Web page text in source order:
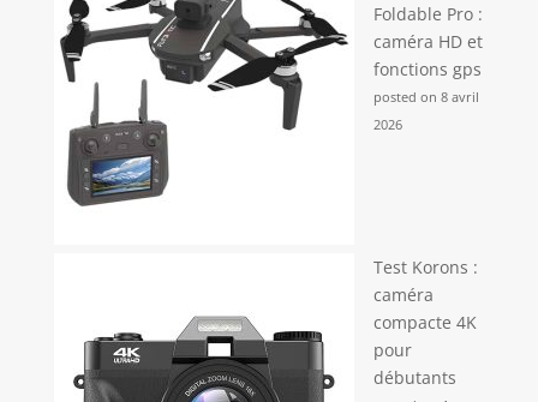
Foldable Pro :
caméra HD et
fonctions gps
posted on 8 avril
2026
Test Korons :
caméra
compacte 4K
pour
débutants